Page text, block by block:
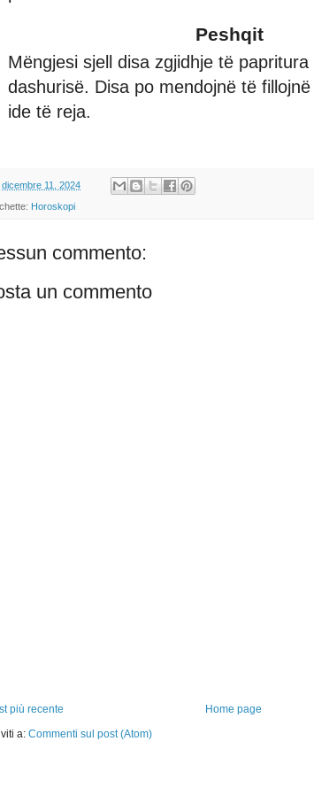
Peshqit
Mëngjesi sjell disa zgjidhje të
dashurisë. Disa po mendojnë të
ide të reja.
dicembre 11, 2024
Horoskopi
commento:
un commento
più recente
Home page
a: Commenti sul post (Atom)